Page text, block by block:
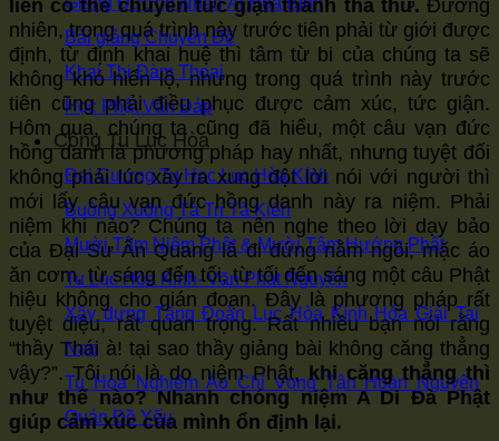
Bài giảng Chuyên Đề
Khai Thị Đàm Thoại
Học Phật Vấn Đáp
Cộng Tu Lục Hòa
Đại Cương Tu Học Lục Hòa Kính
Buông Xuống Tà Tri Tà Kiến
Mười Tâm Niệm Phật & Mười Tâm Hướng Phật
Tu Lục Hòa Kính- Văn Phát Nguyện
Xây dựng Tăng Đoàn Lục Hòa Kính Hóa Giải Tai
Nạn
Tu Hoa Nghiêm Áo Chỉ Vọng Tận Hoàn Nguyên
Quán Đề Yếu
liền có thể chuyển tức giận thành tha thứ. Đương
nhiên, trong quá trình này trước tiên phải từ giới được
định, từ định khai huệ thì tâm từ bi của chúng ta sẽ
không khó hiển lộ, nhưng trong quá trình này trước
tiên cũng phải điều phục được cảm xúc, tức giận.
Hôm qua, chúng ta cũng đã hiểu, một câu vạn đức
hồng danh là phương pháp hay nhất, nhưng tuyệt đối
không phải lúc xảy ra xung đột lời nói với người thì
mới lấy câu vạn đức hồng danh này ra niệm. Phải
niệm khi nào? Chúng ta nên nghe theo lời dạy bảo
của Đại Sư Ấn Quang là đi đứng nằm ngồi, mặc áo
ăn cơm, từ sáng đến tối, từ tối đến sáng một câu Phật
hiệu không cho gián đoạn. Đây là phương pháp rất
tuyệt diệu, rất quan trọng. Rất nhiều bạn nói rằng
“thầy Thái à! tại sao thầy giảng bài không căng thẳng
vậy?”. Tôi nói là do niệm Phật, khi căng thẳng thì
như thế nào? Nhanh chóng niệm A Di Đà Phật
giúp cảm xúc của mình ổn định lại.